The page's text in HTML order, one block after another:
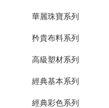
華麗珠寶系列
矜貴布料系列
高級塑材系列
經典基本系列
經典彩色系列